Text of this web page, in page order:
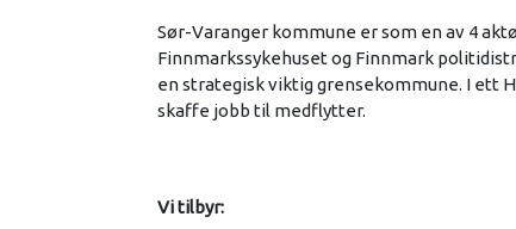
Sør-Varanger kommune er som en av 4
Finnmarkssykehuset og Finnmark
en strategisk viktig grensekommune. I ett
skaffe jobb til medflytter.
Vi tilbyr: